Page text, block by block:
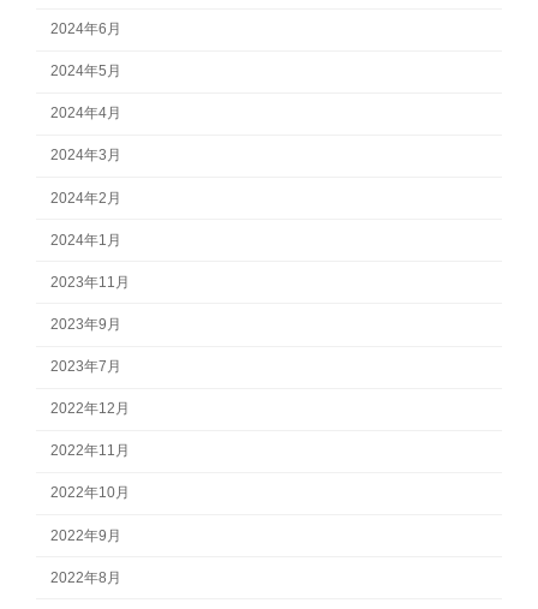
2024年6月
2024年5月
2024年4月
2024年3月
2024年2月
2024年1月
2023年11月
2023年9月
2023年7月
2022年12月
2022年11月
2022年10月
2022年9月
2022年8月